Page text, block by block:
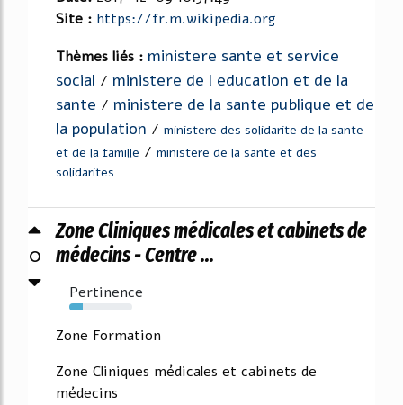
Site : https://fr.m.wikipedia.org
Thèmes liés : ministere sante et service
social / ministere de l education et de la
sante / ministere de la sante publique et de
la population / ministere des solidarite de la sante
et de la famille / ministere de la sante et des
solidarites
0
Zone Cliniques médicales et cabinets de
médecins - Centre ...
Pertinence
21%
Zone Formation
Zone Cliniques médicales et cabinets de
médecins